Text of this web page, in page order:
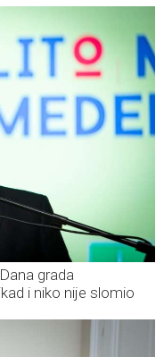
grada
i niko nije slomio